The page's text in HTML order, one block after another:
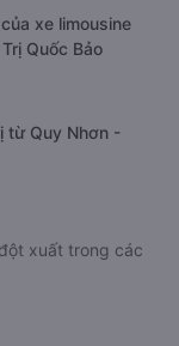
xe limousine
Quốc Bảo
từ Quy Nhơn -
xuất trong các